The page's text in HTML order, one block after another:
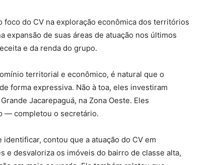
do CV na exploração econômica dos territórios
expansão de suas áreas de atuação nos últimos
e da renda do grupo.
territorial e econômico, é natural que o
forma expressiva. Não à toa, eles investiram
Jacarepaguá, na Zona Oeste. Eles
— completou o secretário.
contou que a atuação do CV em
e desvaloriza os imóveis do bairro de classe alta,